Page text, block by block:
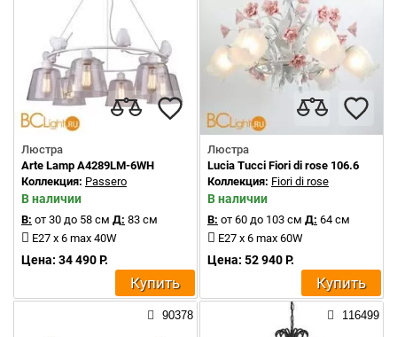
Люстра
Arte Lamp A4289LM-6WH
Коллекция: Passero
В наличии
В: от 30 до 58 см Д: 83 см
E27 x 6 max 40W
Цена: 34 490 Р.
Купить
Люстра
Lucia Tucci Fiori di rose 106.6
Коллекция: Fiori di rose
В наличии
В: от 60 до 103 см Д: 64 см
E27 x 6 max 60W
Цена: 52 940 Р.
Купить
90378 116499